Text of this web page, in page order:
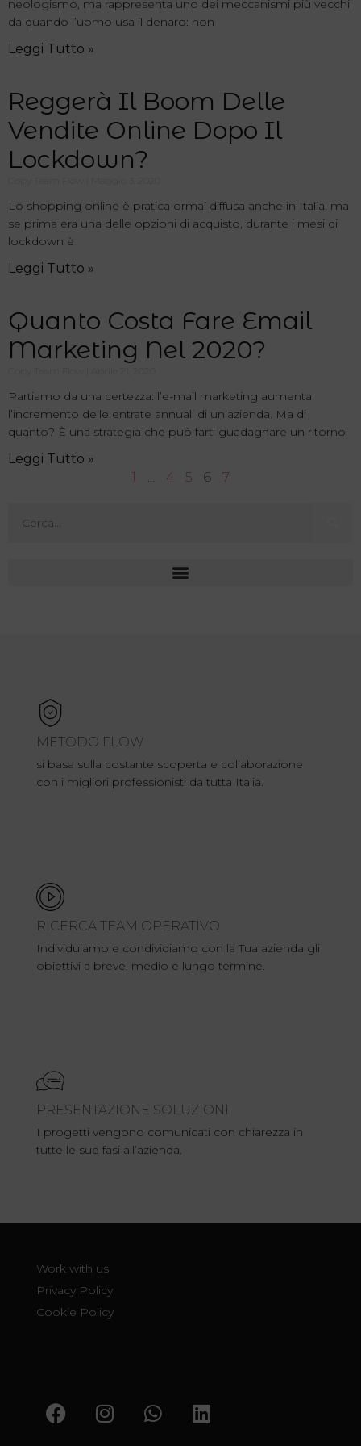
neologismo, ma rappresenta uno dei meccanismi più vecchi
da quando l’uomo usa il denaro: non
Leggi Tutto »
Reggerà Il Boom Delle
Vendite Online Dopo Il
Lockdown?
Lo shopping online è pratica ormai diffusa anche in Italia, ma
se prima era una delle opzioni di acquisto, durante i mesi di
lockdown è
Leggi Tutto »
Quanto Costa Fare Email
Marketing Nel 2020?
Partiamo da una certezza: l’e-mail marketing aumenta
l’incremento delle entrate annuali di un’azienda. Ma di
quanto? È una strategia che può farti guadagnare un ritorno
Leggi Tutto »
1
… 4 5 6 7
METODO FLOW
si basa sulla costante scoperta e collaborazione
con i migliori professionisti da tutta Italia.
RICERCA TEAM OPERATIVO
Individuiamo e condividiamo con la Tua azienda gli
obiettivi a breve, medio e lungo termine.
PRESENTAZIONE SOLUZIONI
I progetti vengono comunicati con chiarezza in
tutte le sue fasi all’azienda.
Work with us
Privacy Policy
Cookie Policy